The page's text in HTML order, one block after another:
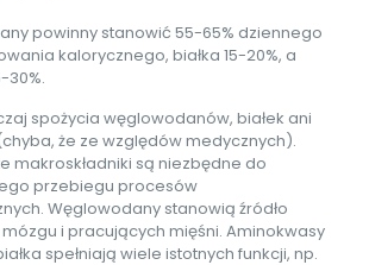
powinny stanowić 55-65% dziennego
kalorycznego, białka 15-20%, a
30%.
spożycia węglowodanów, białek ani
że ze względów medycznych).
makroskładniki są niezbędne do
przebiegu procesów
Węglowodany stanowią źródło
i pracujących mięśni. Aminokwasy
spełniają wiele istotnych funkcji, np.